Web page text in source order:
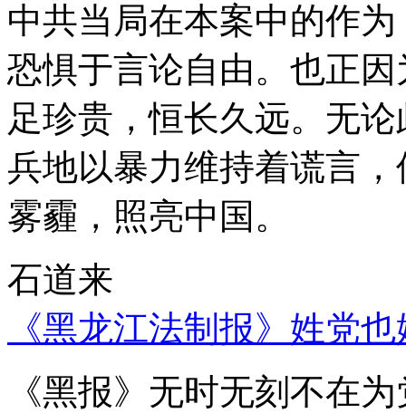
中共当局在本案中的作
恐惧于言论自由。也正
足珍贵，恒长久远。无
兵地以暴力维持着谎言
雾霾，照亮中国。
石道来
《黑龙江法制报》姓党
《黑报》无时无刻不在